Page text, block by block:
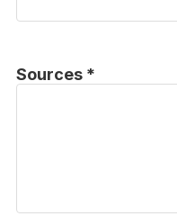
Sources *